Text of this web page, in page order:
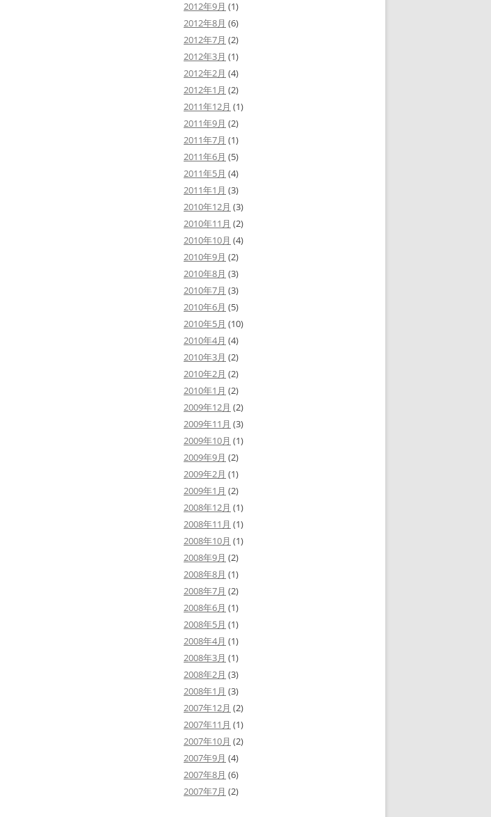
2012年9月 (1)
2012年8月 (6)
2012年7月 (2)
2012年3月 (1)
2012年2月 (4)
2012年1月 (2)
2011年12月 (1)
2011年9月 (2)
2011年7月 (1)
2011年6月 (5)
2011年5月 (4)
2011年1月 (3)
2010年12月 (3)
2010年11月 (2)
2010年10月 (4)
2010年9月 (2)
2010年8月 (3)
2010年7月 (3)
2010年6月 (5)
2010年5月 (10)
2010年4月 (4)
2010年3月 (2)
2010年2月 (2)
2010年1月 (2)
2009年12月 (2)
2009年11月 (3)
2009年10月 (1)
2009年9月 (2)
2009年2月 (1)
2009年1月 (2)
2008年12月 (1)
2008年11月 (1)
2008年10月 (1)
2008年9月 (2)
2008年8月 (1)
2008年7月 (2)
2008年6月 (1)
2008年5月 (1)
2008年4月 (1)
2008年3月 (1)
2008年2月 (3)
2008年1月 (3)
2007年12月 (2)
2007年11月 (1)
2007年10月 (2)
2007年9月 (4)
2007年8月 (6)
2007年7月 (2)